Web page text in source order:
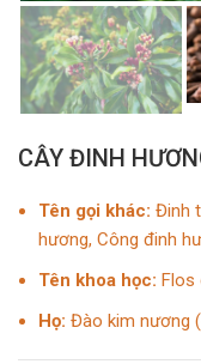
CÂY ĐINH
Tên gọi khác: Đinh
hương, Công đinh
Tên khoa học: Flos
Họ: Đào kim nương